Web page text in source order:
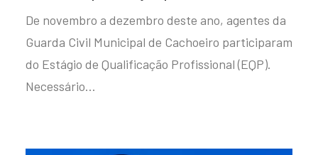
De novembro a dezembro deste ano, agentes da
Guarda Civil Municipal de Cachoeiro participaram
do Estágio de Qualificação Profissional (EQP).
Necessário…